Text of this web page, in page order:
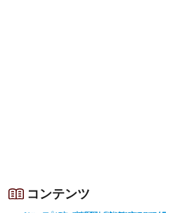
コンテンツ